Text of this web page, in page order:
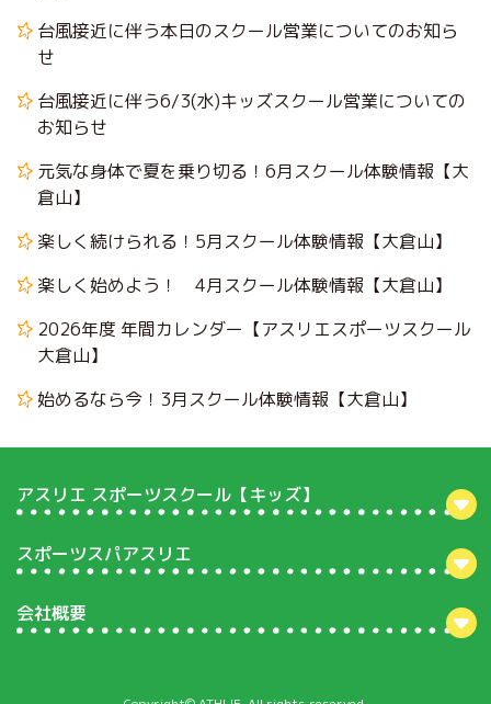
台風接近に伴う本日のスクール営業についてのお知ら
せ
台風接近に伴う6/3(水)キッズスクール営業についての
お知らせ
元気な身体で夏を乗り切る！6月スクール体験情報【大
倉山】
楽しく続けられる！5月スクール体験情報【大倉山】
楽しく始めよう！ 4月スクール体験情報【大倉山】
2026年度 年間カレンダー【アスリエスポーツスクール
大倉山】
始めるなら今！3月スクール体験情報【大倉山】
アスリエ スポーツスクール【キッズ】
スポーツスパアスリエ
会社概要